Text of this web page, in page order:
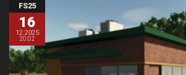
FS25
16
12.2025
20:02